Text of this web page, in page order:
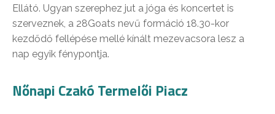
Ellátó. Ugyan szerephez jut a jóga és koncertet is
szerveznek, a 28Goats nevű formáció 18.30-kor
kezdődő fellépése mellé kínált mezevacsora lesz a
nap egyik fénypontja.
Nőnapi Czakó Termelői Piacz